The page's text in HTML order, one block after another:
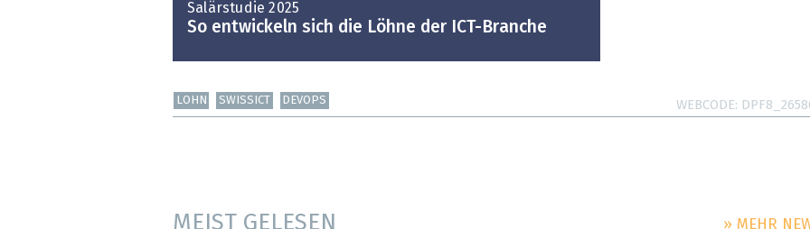
Salärstudie 2025
So entwickeln sich die Löhne der ICT-Branche
LOHN SWISSICT DEVOPS WEBCODE
MEIST GELESEN » MEHR